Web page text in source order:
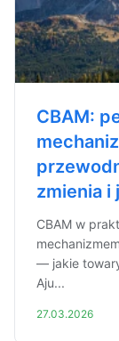
CBAM:
zmienia i
CBAM w
— jakie
Aju...
27.03.2026